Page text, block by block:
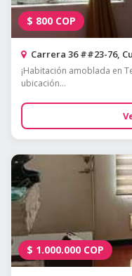
$ 800 COP
Carrera 36 ##23-76,
¡Habitación amoblada en
ubicación...
$ 1.000.000 COP